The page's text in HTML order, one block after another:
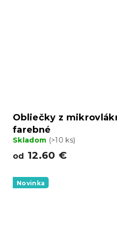
Obliečky z
farebné
Skladom (>10 ks)
od 12.60 €
Novinka